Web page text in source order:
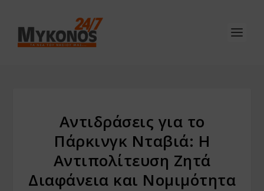
Αντιδράσεις για το
Πάρκινγκ Νταβιά: Η
Αντιπολίτευση Ζητά
Διαφάνεια και Νομιμότητα